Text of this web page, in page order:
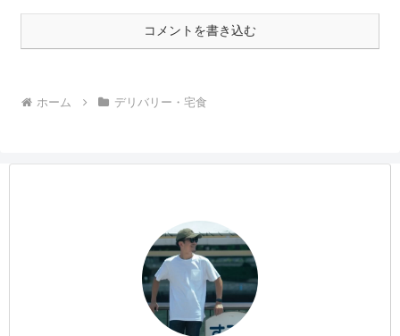
コメントを書き込む
ホーム デリバリー・宅食